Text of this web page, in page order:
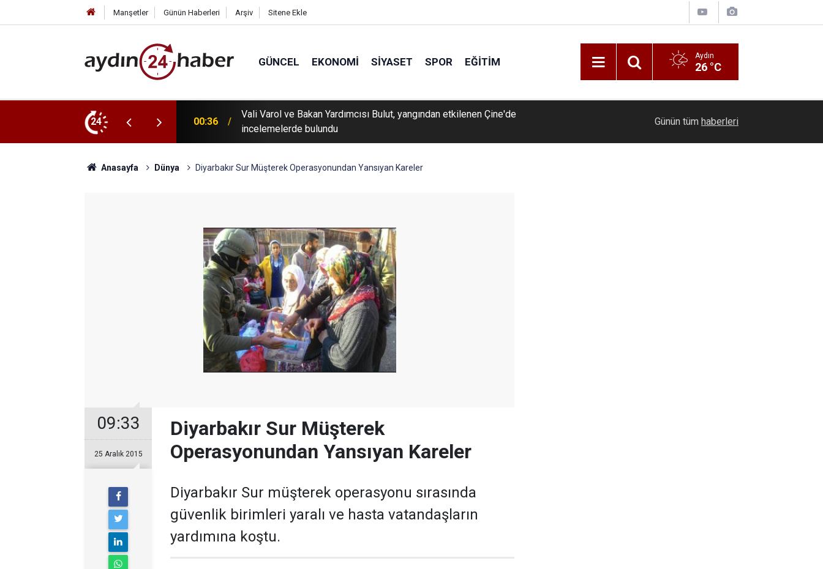
Manşetler Günün Haberleri Arşiv Sitene Ekle
GÜNCEL EKONOMI SIYASET SPOR EĞITIM Aydın
26 °C
24
Karacasu Dedebağ Dedesi Keşkek
00:36
Vali Varol ve Bakan Yardımcısı Bulut, yangından etkilenen Çine'de
incelemelerde bulundu
Ölmeye görGünün tüm haberleri
Anasayfa Dünya Diyarbakır Sur Müşterek Operasyonundan Yansıyan Kareler
09:33
25 Aralık 2015
Diyarbakır Sur Müşterek
Operasyonundan Yansıyan Kareler
Diyarbakır Sur müşterek operasyonu sırasında
güvenlik birimleri yaralı ve hasta vatandaşların
yardımına koştu.